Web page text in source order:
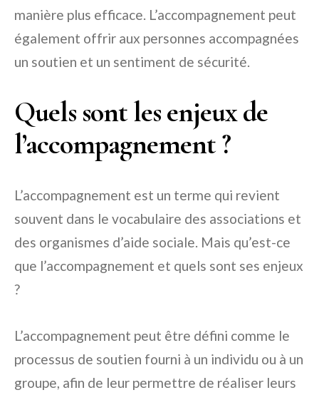
manière plus efficace. L’accompagnement peut
également offrir aux personnes accompagnées
un soutien et un sentiment de sécurité.
Quels sont les enjeux de
l’accompagnement ?
L’accompagnement est un terme qui revient
souvent dans le vocabulaire des associations et
des organismes d’aide sociale. Mais qu’est-ce
que l’accompagnement et quels sont ses enjeux
?
L’accompagnement peut être défini comme le
processus de soutien fourni à un individu ou à un
groupe, afin de leur permettre de réaliser leurs